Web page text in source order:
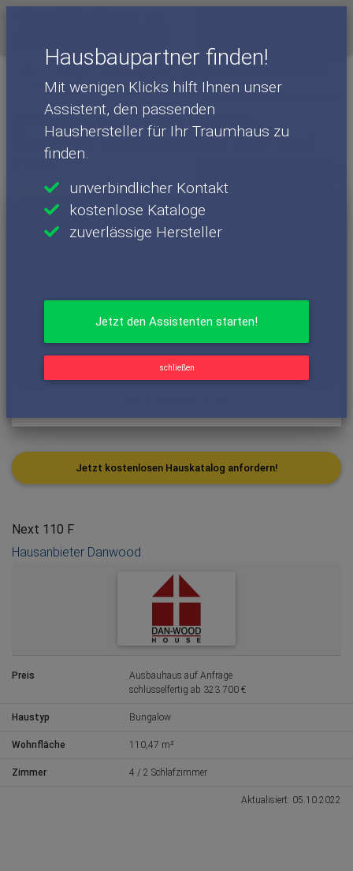
Hausbaupartner finden!
Mit wenigen Klicks hilft Ihnen unser
Assistent, den passenden
Haushersteller für Ihr Traumhaus zu
finden.
unverbindlicher Kontakt
kostenlose Kataloge
zuverlässige Hersteller
Jetzt den Assistenten starten!
schließen
Haushersteller
Next 110 F
Einfamilienhaus: Fertighaus-
Bungalow im klassischen Stil - Next
110 F
Next 110 F
Hausanbieter Danwood
Preis
Ausbauhaus auf Anfrage
schlüsselfertig ab 323.700 €
Haustyp Bungalow
Wohnfläche 110,47 m²
Zimmer 4 / 2 Schlafzimmer
Aktualisiert: 05.10.2022
Jetzt kostenlosen Hauskatalog anfordern!